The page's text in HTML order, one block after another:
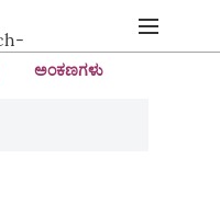
ಅಂಕಣಗಳು